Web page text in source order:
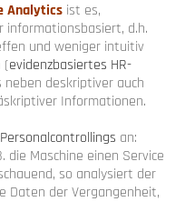
Analytics ist es,
informationsbasiert, d.h.
und weniger intuitiv
(evidenzbasiertes HR-
deskriptiver auch
Informationen.
an:
die Maschine einen Service
so analysiert der
Daten der Vergangenheit,